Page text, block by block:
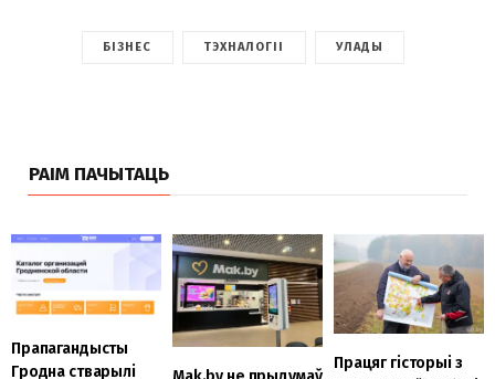
БІЗНЕС ТЭХНАЛОГІІ УЛАДЫ
РАІМ ПАЧЫТАЦЬ
Прапагандысты
Гродна стварылі
Працяг гісторыі з